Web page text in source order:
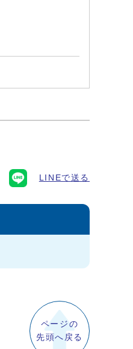
LINEで送る
ページの
先頭へ戻る